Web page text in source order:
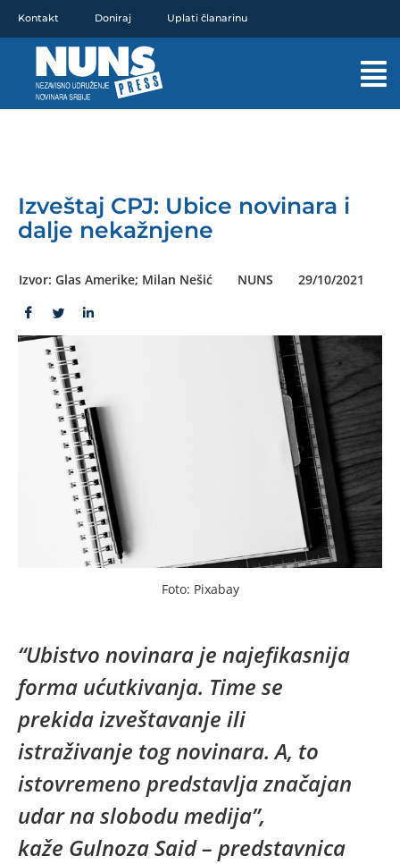
sadržaj
Kontakt Doniraj Uplati članarinu
Izveštaj CPJ: Ubice novinara i
dalje nekažnjene
Izvor: Glas Amerike; Milan Nešić NUNS 29/10/2021
Foto: Pixabay
“Ubistvo novinara je najefikasnija
forma ućutkivanja. Time se
prekida izveštavanje ili
istraživanje tog novinara. A, to
istovremeno predstavlja značajan
udar na slobodu medija”,
kaže Gulnoza Said – predstavnica